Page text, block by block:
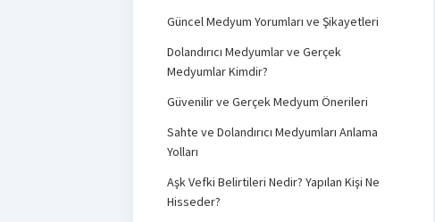
Güncel Medyum Yorumları ve Şikayetleri
Dolandırıcı Medyumlar ve Gerçek
Medyumlar Kimdir?
Güvenilir ve Gerçek Medyum Önerileri
Sahte ve Dolandırıcı Medyumları Anlama
Yolları
Aşk Vefki Belirtileri Nedir? Yapılan Kişi Ne
Hisseder?